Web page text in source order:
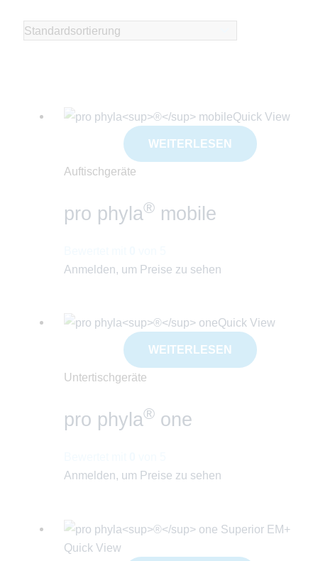
Quick View
WEITERLESEN
Auftischgeräte
pro phyla®mobile
Anmelden, um Preise zu sehen
Quick View
WEITERLESEN
Untertischgeräte
pro phyla®one
Anmelden, um Preise zu sehen
Quick View